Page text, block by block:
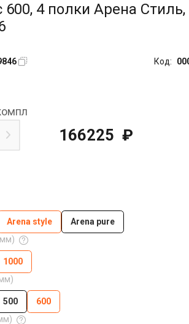
4 полки Арена
Код:
Arena style
Arena pure
1000
500
600
166225 ₽